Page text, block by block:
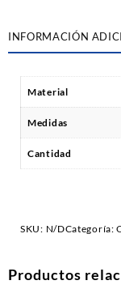
INFORMACIÓN
Material
Medidas
Cantidad
SKU: N/DCategoría:
Productos